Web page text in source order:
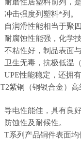
耐磨性居塑料前列，
冲击强度列塑料*列。
自润滑性能相当于聚
耐腐蚀性能强，化学
不粘性好，制品表面
卫生无毒，抗极低温
UPE性能稳定，还拥
T2紫铜（铜银合金）
导电性能佳，具有良
防蚀性及耐候性。
T系列产品铜件表面